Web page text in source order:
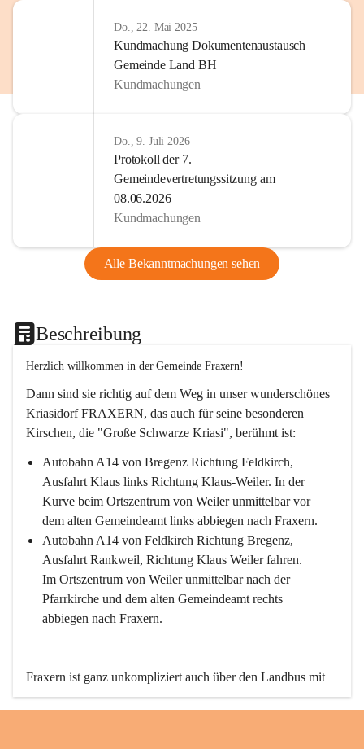
Do., 22. Mai 2025
Kundmachung Dokumentenaustausch
Gemeinde Land BH
Kundmachungen
Do., 9. Juli 2026
Protokoll der 7.
Gemeindevertretungssitzung am
08.06.2026
Kundmachungen
Alle Bekanntmachungen sehen
Beschreibung
Herzlich willkommen in der Gemeinde Fraxern!
Dann sind sie richtig auf dem Weg in unser wunderschönes
Kriasidorf FRAXERN, das auch für seine besonderen
Kirschen, die "Große Schwarze Kriasi", berühmt ist:
Autobahn A14 von Bregenz Richtung Feldkirch,
Ausfahrt Klaus links Richtung Klaus-Weiler. In der
Kurve beim Ortszentrum von Weiler unmittelbar vor
dem alten Gemeindeamt links abbiegen nach Fraxern.
Autobahn A14 von Feldkirch Richtung Bregenz,
Ausfahrt Rankweil, Richtung Klaus Weiler fahren.
Im Ortszentrum von Weiler unmittelbar nach der
Pfarrkirche und dem alten Gemeindeamt rechts
abbiegen nach Fraxern.
Fraxern ist ganz unkompliziert auch über den Landbus mit
den öffentlichen Verkehrsmitteln zu erreichen. Die Linie